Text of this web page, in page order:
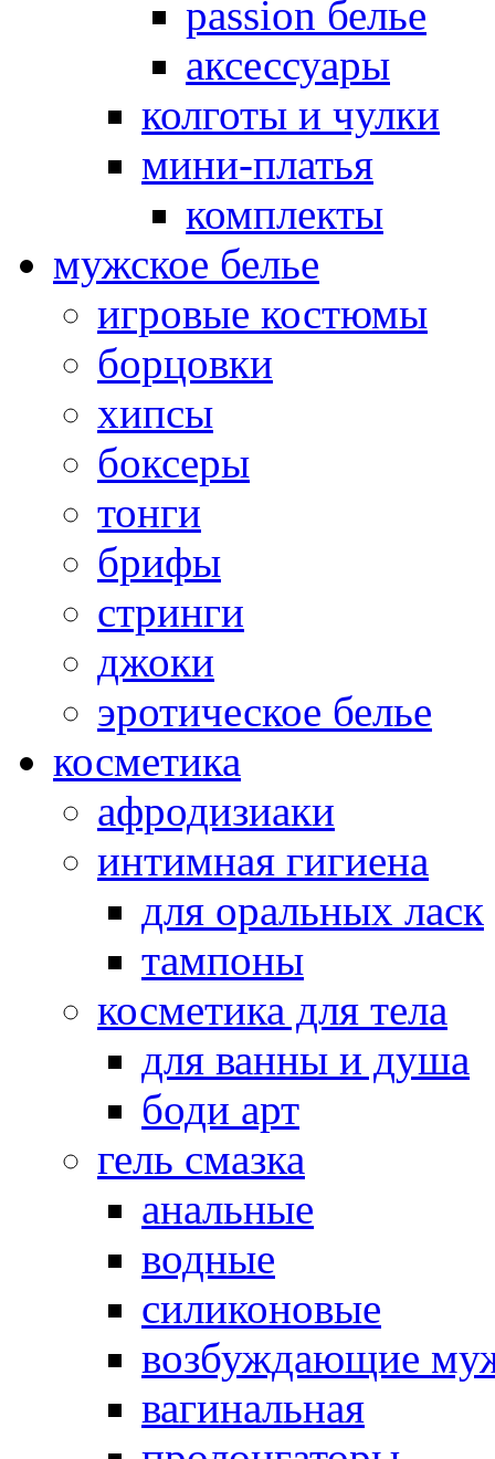
passion белье
аксессуары
колготы и чулки
мини-платья
комплекты
мужское белье
игровые костюмы
борцовки
хипсы
боксеры
тонги
брифы
стринги
джоки
эротическое белье
косметика
афродизиаки
интимная гигиена
для оральных ласк
тампоны
косметика для тела
для ванны и душа
боди арт
гель смазка
анальные
водные
силиконовые
возбуждающие
вагинальная